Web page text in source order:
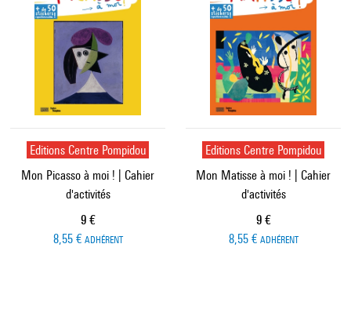
Editions Centre Pompidou
Mon Picasso à moi ! | Cahier
d'activités
Prix ​​actuel
9 €
8,55 € ADHÉRENT
Editions Centre Pompidou
Mon Matisse à moi ! | Cahier
d'activités
Prix ​​actuel
9 €
8,55 € ADHÉRENT